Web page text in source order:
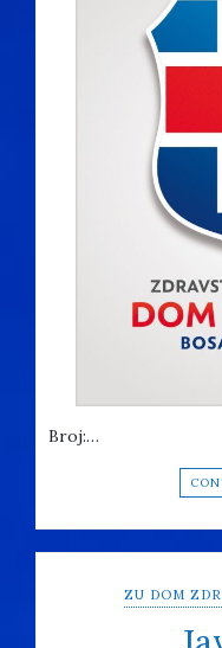
Broj:…
ZU DOM